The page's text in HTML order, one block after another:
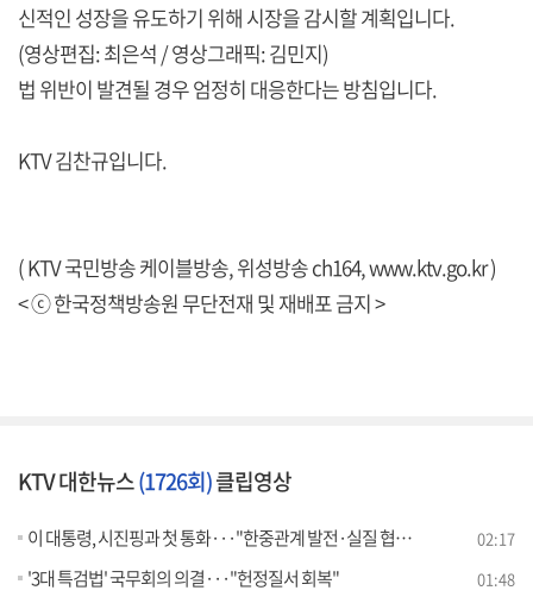
신적인 성장을 유도하기 위해 시장을 감시할 계획입니다.
(영상편집: 최은석 / 영상그래픽: 김민지)
법 위반이 발견될 경우 엄정히 대응한다는 방침입니다.
KTV 김찬규입니다.
( KTV 국민방송 케이블방송, 위성방송 ch164,www.ktv.go.kr)
< ⓒ 한국정책방송원 무단전재 및 재배포 금지 >
KTV 대한뉴스(1726회)클립영상
이 대통령, 시진핑과 첫 통화···"한중관계 발전·실질 협력" 02:17
'3대 특검법' 국무회의 의결···"헌정질서 회복" 01:48